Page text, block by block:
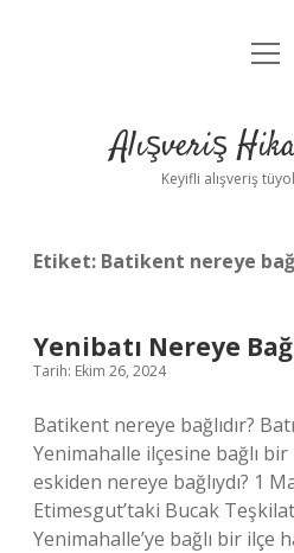
Anasayfa
Yasal
Alışveriş
Keyifli alışveriş
Etiket: Batikent nereye
Yenibatı Nereye
Tarih: Ekim 26, 2024
Batikent nereye bağlıdır?
Yenimahalle ilçesine bağlı
eskiden nereye bağlıydı? 1
Etimesgut’taki Bucak
Yenimahalle’ye bağlı bir ilçe